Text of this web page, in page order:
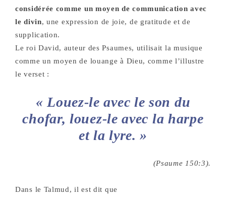
considérée comme un moyen de communication avec
le divin, une expression de joie, de gratitude et de
supplication.
Le roi David, auteur des Psaumes, utilisait la musique
comme un moyen de louange à Dieu, comme l’illustre
le verset :
« Louez-le avec le son du
chofar, louez-le avec la harpe
et la lyre. »
(Psaume 150:3).
Dans le Talmud, il est dit que